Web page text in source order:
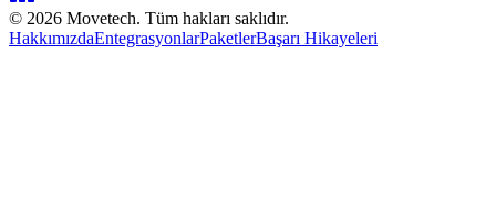
© 2026 Movetech. Tüm hakları saklıdır.
HakkımızdaEntegrasyonlarPaketlerBaşarı Hikayeleri